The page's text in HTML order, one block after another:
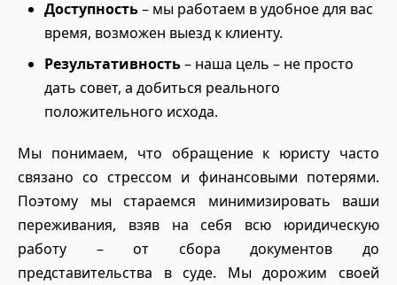
Доступность– мы работаем в удобное для вас
время, возможен выезд к клиенту.
Результативность– наша цель – не просто
дать совет, а добиться реального
положительного исхода.
Мы понимаем, что обращение к юристу часто
связано со стрессом и финансовыми потерями.
Поэтому мы стараемся минимизировать ваши
переживания, взяв на себя всю юридическую
работу – от сбора документов до
представительства в суде. Мы дорожим своей